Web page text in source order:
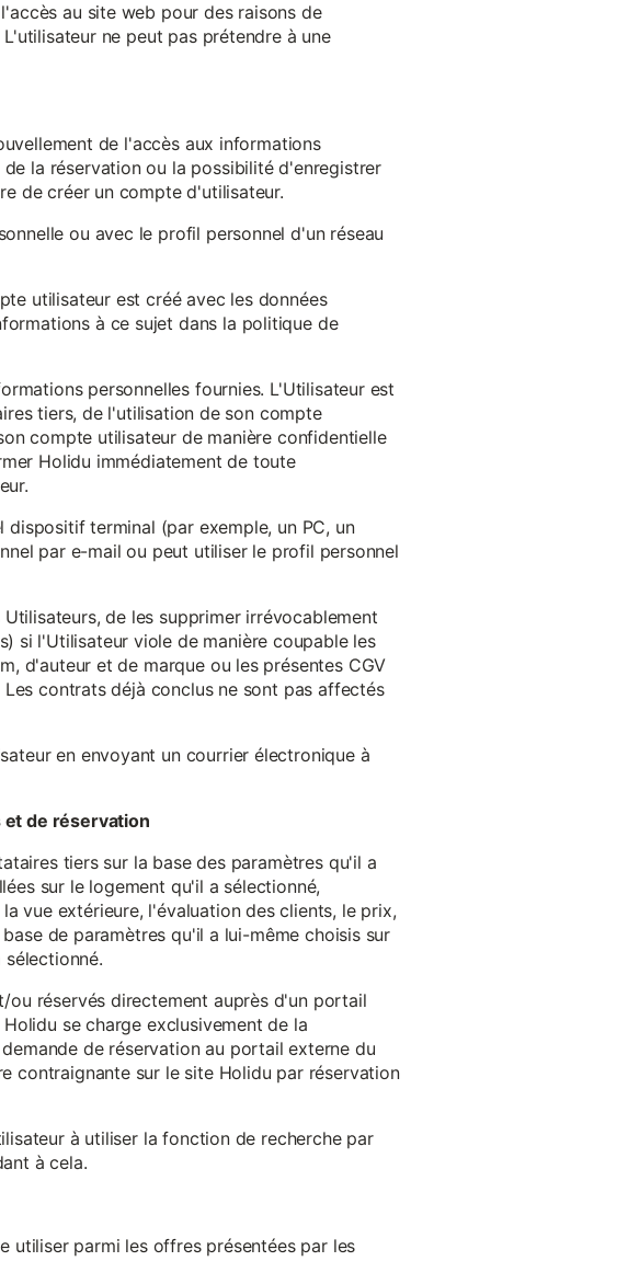
au site web pour des raisons de
ne peut pas prétendre à une
de l'accès aux informations
la réservation ou la possibilité d'enregistrer
de créer un compte d'utilisateur.
ou avec le profil personnel d'un réseau
utilisateur est créé avec les données
à ce sujet dans la politique de
personnelles fournies. L'Utilisateur est
tiers, de l'utilisation de son compte
compte utilisateur de manière confidentielle
Holidu immédiatement de toute
terminal (par exemple, un PC, un
par e-mail ou peut utiliser le profil personnel
de les supprimer irrévocablement
si l'Utilisateur viole de manière coupable les
d'auteur et de marque ou les présentes CGV
contrats déjà conclus ne sont pas affectés
en envoyant un courrier électronique à
de réservation
tiers sur la base des paramètres qu'il a
sur le logement qu'il a sélectionné,
vue extérieure, l'évaluation des clients, le prix,
de paramètres qu'il a lui-même choisis sur
ou réservés directement auprès d'un portail
se charge exclusivement de la
de réservation au portail externe du
contraignante sur le site Holidu par réservation
à utiliser la fonction de recherche par
à cela.
utiliser parmi les offres présentées par les